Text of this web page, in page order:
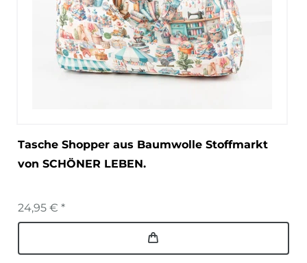
Tasche Shopper aus Baumwolle Stoffmarkt
von SCHÖNER LEBEN.
24,95 € *